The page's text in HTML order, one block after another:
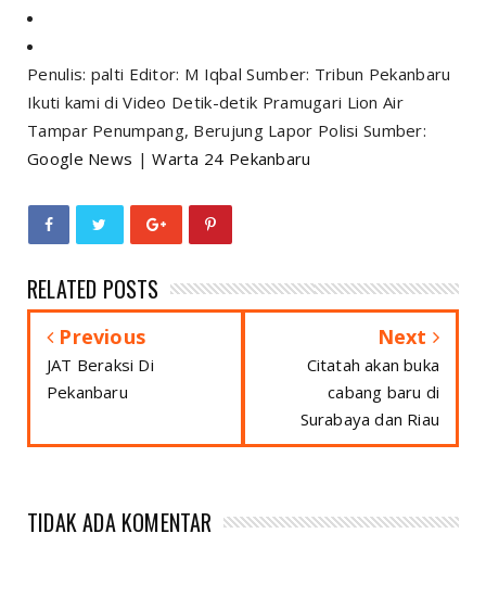
Penulis: palti Editor: M Iqbal Sumber: Tribun Pekanbaru
Ikuti kami di Video Detik-detik Pramugari Lion Air
Tampar Penumpang, Berujung Lapor Polisi Sumber:
Google News |Warta 24 Pekanbaru
RELATED POSTS
Previous
JAT Beraksi Di
Pekanbaru
Next
Citatah akan buka
cabang baru di
Surabaya dan Riau
TIDAK ADA KOMENTAR